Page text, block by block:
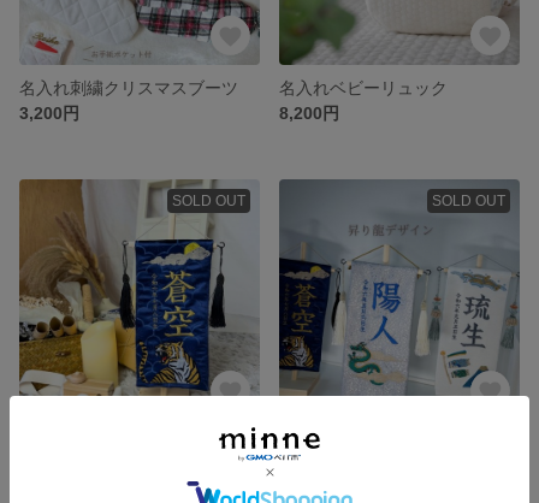
名入れ刺繍クリスマスブーツ
3,200円
名入れベビーリュック
8,200円
SOLD OUT
命名書にも〜木製スタンド付き〜虎デザイン総刺繍名前旗
SOLD OUT